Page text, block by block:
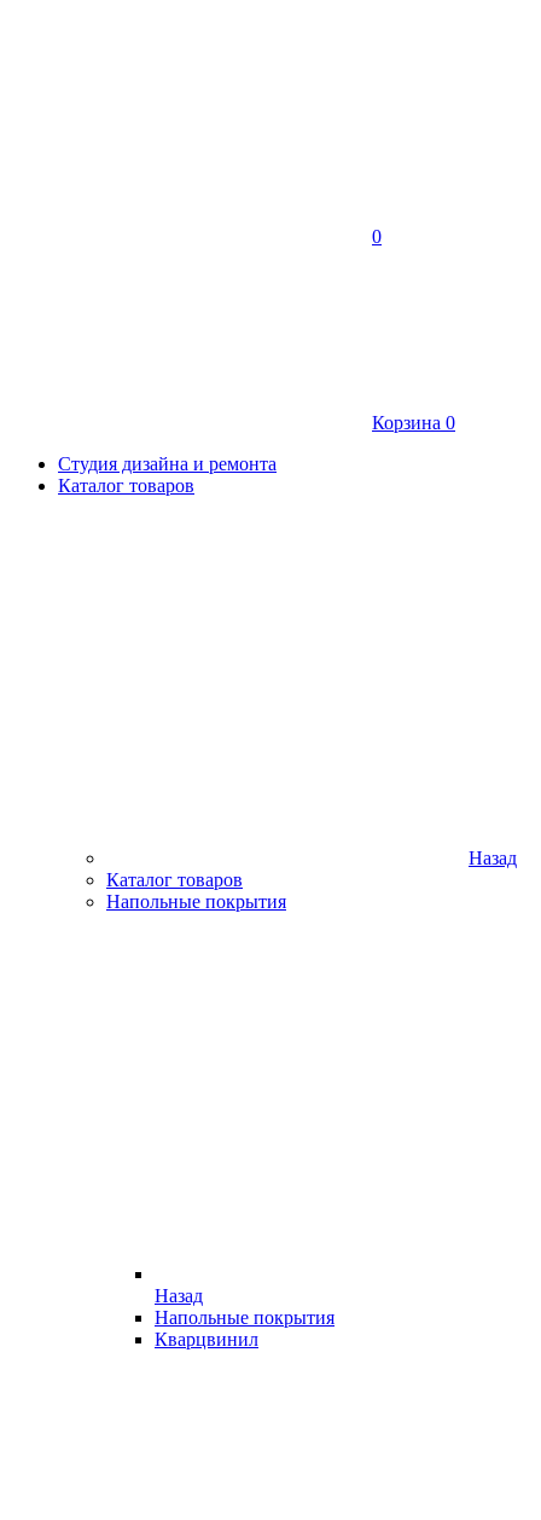
0
Корзина 0
Студия дизайна и ремонта
Каталог товаров
Назад
Каталог товаров
Напольные покрытия
Назад
Напольные покрытия
Кварцвинил